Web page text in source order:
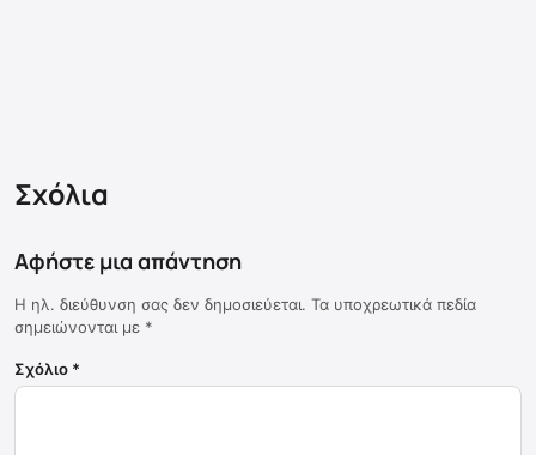
Σχόλια
Αφήστε μια απάντηση
Η ηλ. διεύθυνση σας δεν δημοσιεύεται. Τα υποχρεωτικά πεδία
σημειώνονται με *
Σχόλιο *